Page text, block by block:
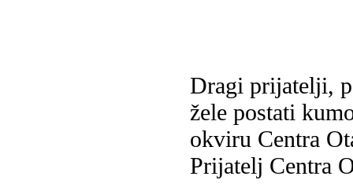
Dragi prijatelji,
žele postati
okviru Centra
Prijatelj Centra